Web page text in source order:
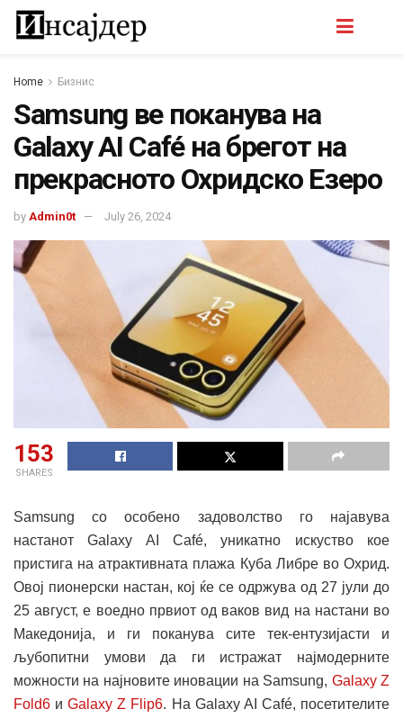
Home Бизнис
Samsung ве поканува на
Galaxy AI Café на брегот на
прекрасното Охридско Езеро
by Admin0t July 26, 2024
153
SHARES
Samsung со особено задоволство го најавува
настанот Galaxy AI Café, уникатно искуство кое
пристига на атрактивната плажа Куба Либре во Охрид.
Овој пионерски настан, кој ќе се одржува од 27 јули до
25 август, е воедно првиот од ваков вид на настани во
Македонија, и ги поканува сите тек-ентузијасти и
љубопитни умови да ги истражат најмодерните
можности на најновите иновации на Samsung, Galaxy Z
Fold6 иGalaxy Z Flip6. На Galaxy AI Café, посетителите